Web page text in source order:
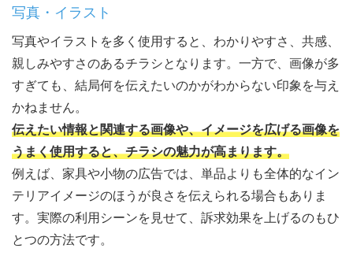
写真・イラスト
写真やイラストを多く使用すると、わかりやすさ、共感、
親しみやすさのあるチラシとなります。一方で、画像が多
すぎても、結局何を伝えたいのかがわからない印象を与え
かねません。
伝えたい情報と関連する画像や、イメージを広げる画像を
うまく使用すると、チラシの魅力が高まります。
例えば、家具や小物の広告では、単品よりも全体的なイン
テリアイメージのほうが良さを伝えられる場合もありま
す。実際の利用シーンを見せて、訴求効果を上げるのもひ
とつの方法です。